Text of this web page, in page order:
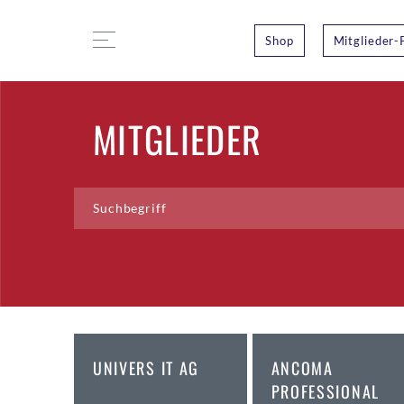
Shop Mitglieder-
MITGLIEDER
UNIVERS IT AG
ANCOMA
PROFESSIONAL